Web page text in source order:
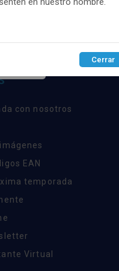
con nosotros
EAN
temporada
Virtual
Cerrar